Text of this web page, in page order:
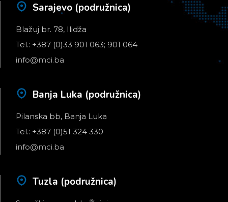
Sarajevo (podružnica)
Blažuj br. 78, Ilidža
Tel.: +387 (0)33 901 063; 901 064
info@mci.ba
Banja Luka (podružnica)
Pilanska bb, Banja Luka
Tel.: +387 (0)51 324 330
info@mci.ba
Tuzla (podružnica)